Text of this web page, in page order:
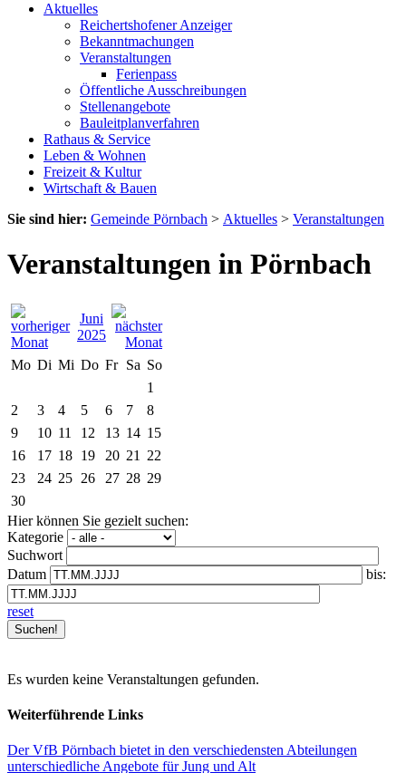
Aktuelles
Reichertshofener Anzeiger
Bekanntmachungen
Veranstaltungen
Ferienpass
Öffentliche Ausschreibungen
Stellenangebote
Bauleitplanverfahren
Rathaus & Service
Leben & Wohnen
Freizeit & Kultur
Wirtschaft & Bauen
Sie sind hier: Gemeinde Pörnbach > Aktuelles > Veranstaltungen
Veranstaltungen in Pörnbach
Juni
2025
Mo Di Mi Do Fr Sa So
1
2
3 4 5 6 7
8
9
10 11 12 13 14 15
16
17 18 19 20 21
22
23
24 25 26 27 28 29
30
Hier können Sie gezielt suchen:
Kategorie
Suchwort
Datum
bis:
reset
Es wurden keine Veranstaltungen gefunden.
Weiterführende Links
Der VfB Pörnbach bietet in den verschiedensten Abteilungen
unterschiedliche Angebote für Jung und Alt